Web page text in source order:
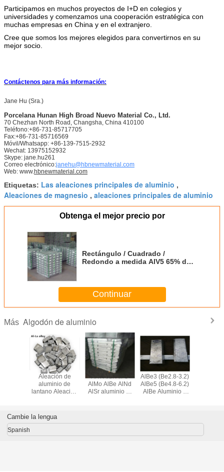
Participamos en muchos proyectos de I+D en colegios y
universidades y comenzamos una cooperación estratégica con
muchas empresas en China y en el extranjero.
Cree que somos los mejores elegidos para convertirnos en su
mejor socio.
Contáctenos para más información:
Jane Hu (Sra.)
Porcelana Hunan High Broad Nuevo Material Co., Ltd.
70 Chezhan North Road, Changsha, China 410100
Teléfono:+86-731-85717705
Fax:+86-731-85716569
Móvil/Whatsapp: +86-139-7515-2932
Wechat: 13975152932
Skype: jane.hu261
Correo electrónico:janehu@hbnewmaterial.com
Web: www.hbnewmaterial.com
Etiquetas: Las aleaciones principales de aluminio ,
Aleaciones de magnesio , aleaciones principales de aluminio
Obtenga el mejor precio por
Rectángulo / Cuadrado /
Redondo a medida AlV5 65% de
Continuar
Más Algodón de aluminio
Aleación de
aluminio de
lantano Aleación
tierras raras para
endurecedores
AlTi AlSi AlFe
AlMo AlBe AlNd
AlSr aluminio al
AlBe3 (Be2.8-3.2)
AlBe5 (Be4.8-6.2)
AlBe Aluminio y
tierras
Cambie la lengua
Spanish